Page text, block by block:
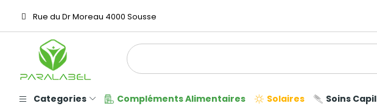
Rue du Dr Moreau 4000 Sousse
Categories Compléments Alimentaires Solaires Soins